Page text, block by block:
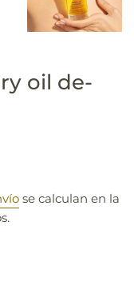
oil de-
se calculan en la